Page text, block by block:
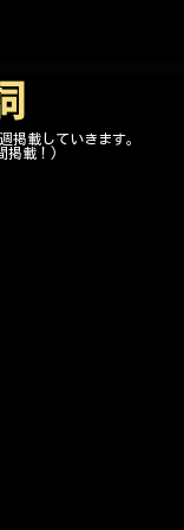
掲載していきます。
掲載！)